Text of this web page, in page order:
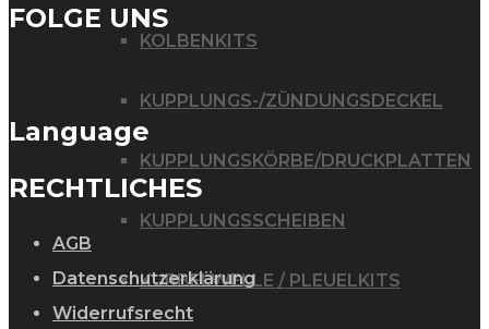
KOLBENKITS
KUPPLUNGS-/ZÜNDUNGSDECKEL
KUPPLUNGSKÖRBE/DRUCKPLATTEN
KUPPLUNGSSCHEIBEN
KURBELWELLE / PLEUELKITS
FOLGE UNS
Language
RECHTLICHES
AGB
Datenschutzerklärung
Widerrufsrecht